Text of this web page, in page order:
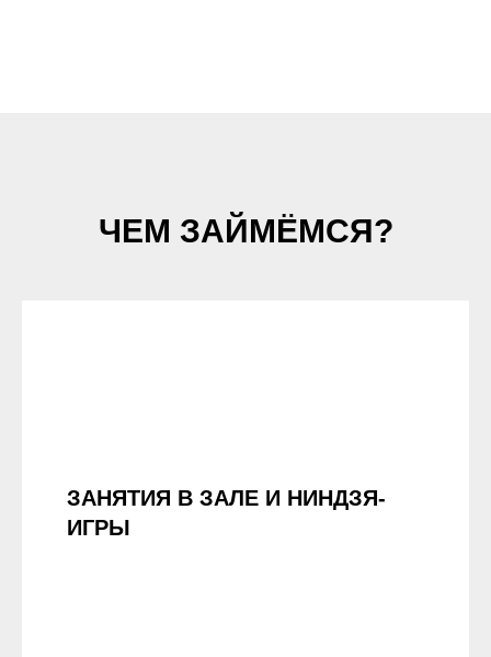
ЧЕМ ЗАЙМЁМСЯ?
ЗАНЯТИЯ В ЗАЛЕ И НИНДЗЯ-
ИГРЫ